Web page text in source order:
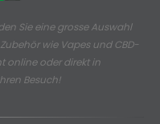
Sie eine grosse Auswahl
wie Vapes und CBD-
online oder direkt in
Besuch!